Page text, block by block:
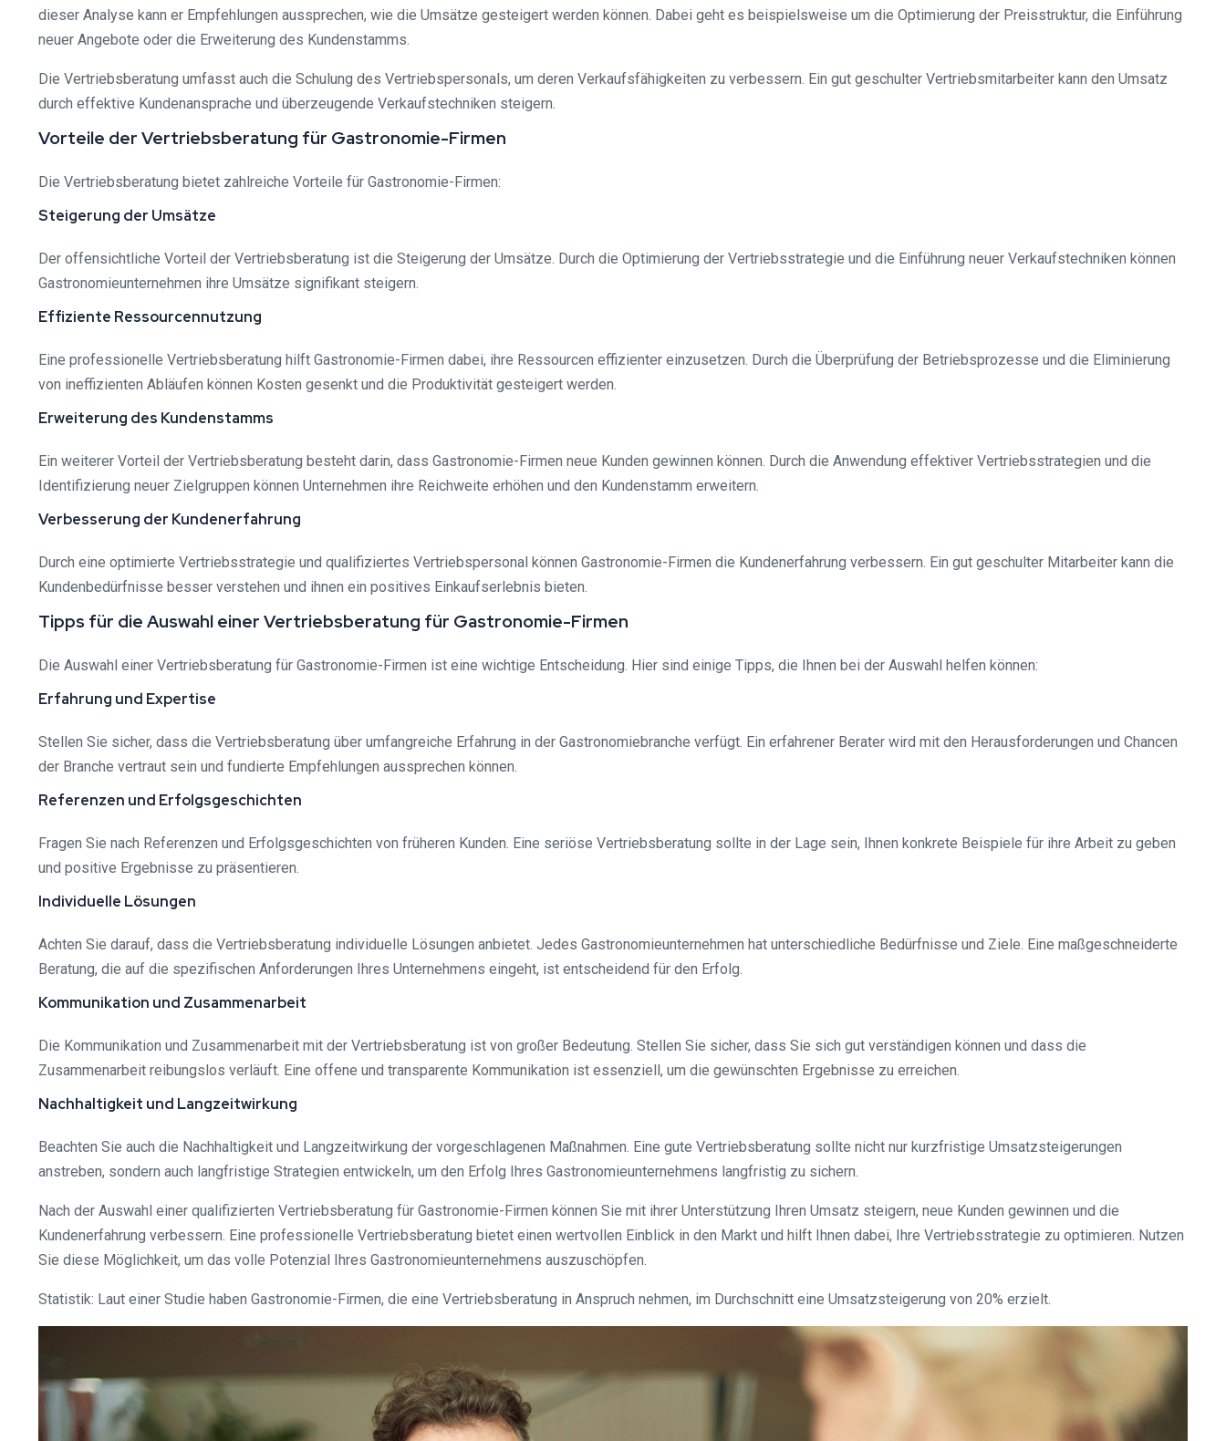
dieser Analyse kann er Empfehlungen aussprechen, wie die Umsätze gesteigert werden können. Dabei geht es beispielsweise um die Optimierung der Preisstruktur, die Einführung
neuer Angebote oder die Erweiterung des Kundenstamms.
Die Vertriebsberatung umfasst auch die Schulung des Vertriebspersonals, um deren Verkaufsfähigkeiten zu verbessern. Ein gut geschulter Vertriebsmitarbeiter kann den Umsatz
durch effektive Kundenansprache und überzeugende Verkaufstechniken steigern.
Vorteile der Vertriebsberatung für Gastronomie-Firmen
Die Vertriebsberatung bietet zahlreiche Vorteile für Gastronomie-Firmen:
Steigerung der Umsätze
Der offensichtliche Vorteil der Vertriebsberatung ist die Steigerung der Umsätze. Durch die Optimierung der Vertriebsstrategie und die Einführung neuer Verkaufstechniken können
Gastronomieunternehmen ihre Umsätze signifikant steigern.
Effiziente Ressourcennutzung
Eine professionelle Vertriebsberatung hilft Gastronomie-Firmen dabei, ihre Ressourcen effizienter einzusetzen. Durch die Überprüfung der Betriebsprozesse und die Eliminierung
von ineffizienten Abläufen können Kosten gesenkt und die Produktivität gesteigert werden.
Erweiterung des Kundenstamms
Ein weiterer Vorteil der Vertriebsberatung besteht darin, dass Gastronomie-Firmen neue Kunden gewinnen können. Durch die Anwendung effektiver Vertriebsstrategien und die
Identifizierung neuer Zielgruppen können Unternehmen ihre Reichweite erhöhen und den Kundenstamm erweitern.
Verbesserung der Kundenerfahrung
Durch eine optimierte Vertriebsstrategie und qualifiziertes Vertriebspersonal können Gastronomie-Firmen die Kundenerfahrung verbessern. Ein gut geschulter Mitarbeiter kann die
Kundenbedürfnisse besser verstehen und ihnen ein positives Einkaufserlebnis bieten.
Tipps für die Auswahl einer Vertriebsberatung für Gastronomie-Firmen
Die Auswahl einer Vertriebsberatung für Gastronomie-Firmen ist eine wichtige Entscheidung. Hier sind einige Tipps, die Ihnen bei der Auswahl helfen können:
Erfahrung und Expertise
Stellen Sie sicher, dass die Vertriebsberatung über umfangreiche Erfahrung in der Gastronomiebranche verfügt. Ein erfahrener Berater wird mit den Herausforderungen und Chancen
der Branche vertraut sein und fundierte Empfehlungen aussprechen können.
Referenzen und Erfolgsgeschichten
Fragen Sie nach Referenzen und Erfolgsgeschichten von früheren Kunden. Eine seriöse Vertriebsberatung sollte in der Lage sein, Ihnen konkrete Beispiele für ihre Arbeit zu geben
und positive Ergebnisse zu präsentieren.
Individuelle Lösungen
Achten Sie darauf, dass die Vertriebsberatung individuelle Lösungen anbietet. Jedes Gastronomieunternehmen hat unterschiedliche Bedürfnisse und Ziele. Eine maßgeschneiderte
Beratung, die auf die spezifischen Anforderungen Ihres Unternehmens eingeht, ist entscheidend für den Erfolg.
Kommunikation und Zusammenarbeit
Die Kommunikation und Zusammenarbeit mit der Vertriebsberatung ist von großer Bedeutung. Stellen Sie sicher, dass Sie sich gut verständigen können und dass die
Zusammenarbeit reibungslos verläuft. Eine offene und transparente Kommunikation ist essenziell, um die gewünschten Ergebnisse zu erreichen.
Nachhaltigkeit und Langzeitwirkung
Beachten Sie auch die Nachhaltigkeit und Langzeitwirkung der vorgeschlagenen Maßnahmen. Eine gute Vertriebsberatung sollte nicht nur kurzfristige Umsatzsteigerungen
anstreben, sondern auch langfristige Strategien entwickeln, um den Erfolg Ihres Gastronomieunternehmens langfristig zu sichern.
Nach der Auswahl einer qualifizierten Vertriebsberatung für Gastronomie-Firmen können Sie mit ihrer Unterstützung Ihren Umsatz steigern, neue Kunden gewinnen und die
Kundenerfahrung verbessern. Eine professionelle Vertriebsberatung bietet einen wertvollen Einblick in den Markt und hilft Ihnen dabei, Ihre Vertriebsstrategie zu optimieren. Nutzen
Sie diese Möglichkeit, um das volle Potenzial Ihres Gastronomieunternehmens auszuschöpfen.
Statistik: Laut einer Studie haben Gastronomie-Firmen, die eine Vertriebsberatung in Anspruch nehmen, im Durchschnitt eine Umsatzsteigerung von 20% erzielt.